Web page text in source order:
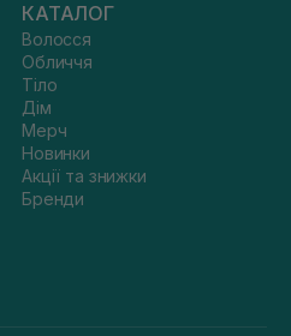
КАТАЛОГ
Волосся
Обличчя
Тіло
Дім
Мерч
Новинки
Акції та знижки
Бренди